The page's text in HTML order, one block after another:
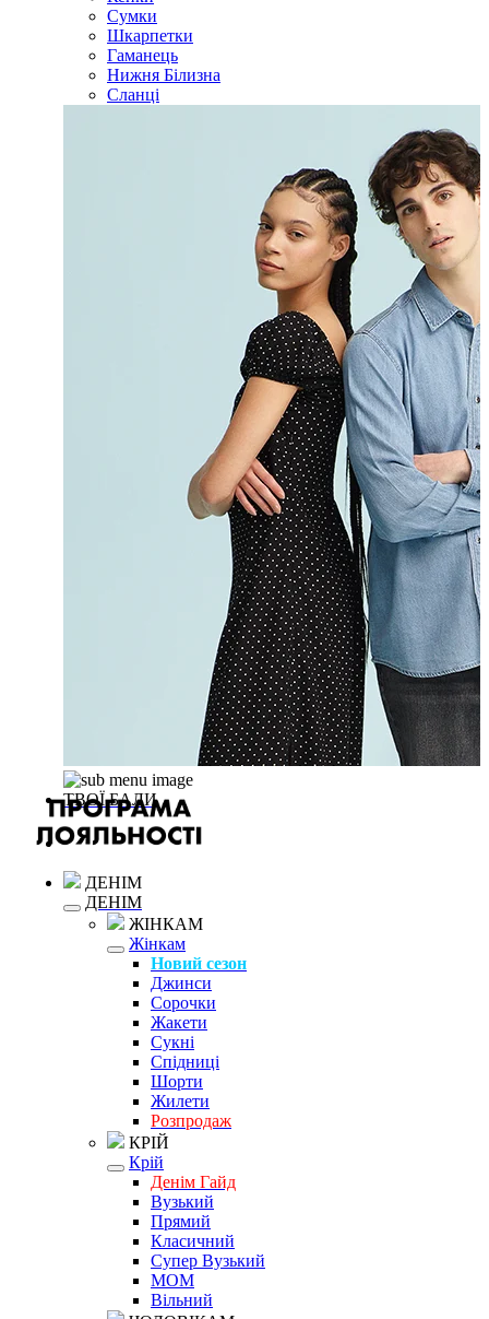
Сумки
Шкарпетки
Гаманець
Нижня Білизна
Сланці
ТВОЇ БАЛИ
ДЕНІМ
ДЕНІМ
ЖІНКАМ
Жінкам
Новий сезон
Джинси
Сорочки
Жакети
Сукні
Спідниці
Шорти
Жилети
Розпродаж
КРІЙ
Крій
Денім Гайд
Вузький
Прямий
Класичний
Супер Вузький
MOM
Вільний